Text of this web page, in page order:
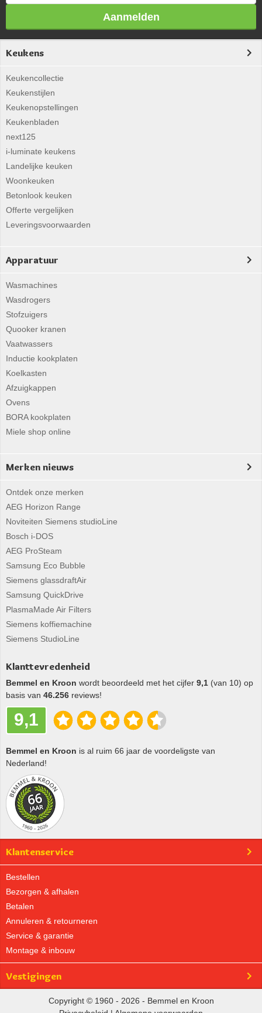
Aanmelden
Keukens
Keukencollectie
Keukenstijlen
Keukenopstellingen
Keukenbladen
next125
i-luminate keukens
Landelijke keuken
Woonkeuken
Betonlook keuken
Offerte vergelijken
Leveringsvoorwaarden
Apparatuur
Wasmachines
Wasdrogers
Stofzuigers
Quooker kranen
Vaatwassers
Inductie kookplaten
Koelkasten
Afzuigkappen
Ovens
BORA kookplaten
Miele shop online
Merken nieuws
Ontdek onze merken
AEG Horizon Range
Noviteiten Siemens studioLine
Bosch i-DOS
AEG ProSteam
Samsung Eco Bubble
Siemens glassdraftAir
Samsung QuickDrive
PlasmaMade Air Filters
Siemens koffiemachine
Siemens StudioLine
Klanttevredenheid
Bemmel en Kroon wordt beoordeeld met het cijfer 9,1 (van 10) op
basis van 46.256 reviews!
9,1
Bemmel en Kroon is al ruim 66 jaar de voordeligste van
Nederland!
Klantenservice
Bestellen
Bezorgen & afhalen
Betalen
Annuleren & retourneren
Service & garantie
Montage & inbouw
Vestigingen
Copyright © 1960 - 2026 - Bemmel en Kroon